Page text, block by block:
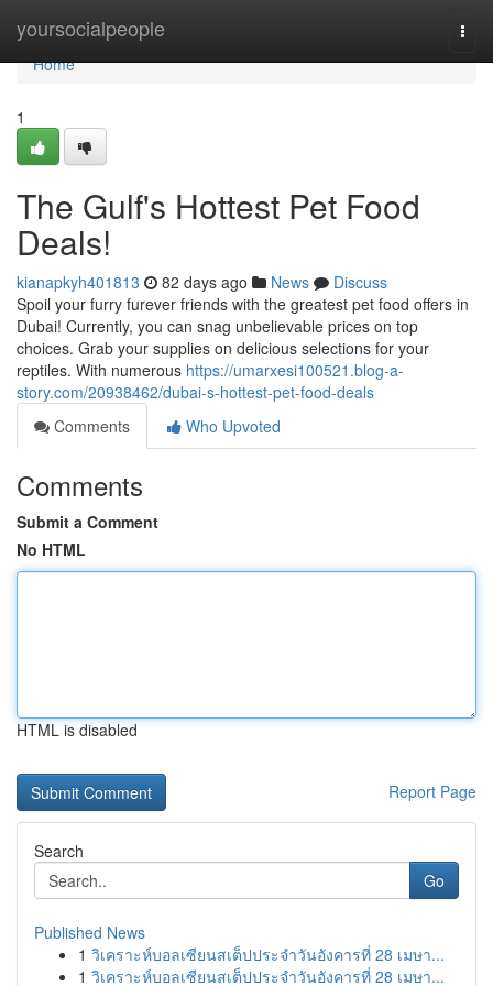
yoursocialpeople
Home
Home
1
The Gulf's Hottest Pet Food
Deals!
kianapkyh401813 82 days ago News
Discuss
Spoil your furry furever friends with the greatest pet food offers in
Dubai! Currently, you can snag unbelievable prices on top
choices. Grab your supplies on delicious selections for your
reptiles. With numerous https://umarxesi100521.blog-a-
story.com/20938462/dubai-s-hottest-pet-food-deals
Comments
Who Upvoted
Comments
Submit a Comment
No HTML
HTML is disabled
Report Page
Search
Go
Published News
1 วิเคราะห์บอลเซียนสเต็ปประจำวันอังคารที่ 28 เมษา...
1 วิเคราะห์บอลเซียนสเต็ปประจำวันอังคารที่ 28 เมษา...